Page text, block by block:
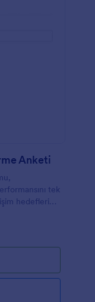
Anketi
tek
hedefleri